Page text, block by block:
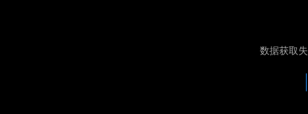
数据获取